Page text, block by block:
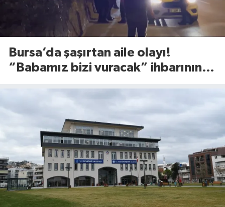
Bursa’da şaşırtan aile olayı!
“Babamız bizi vuracak” ihbarının